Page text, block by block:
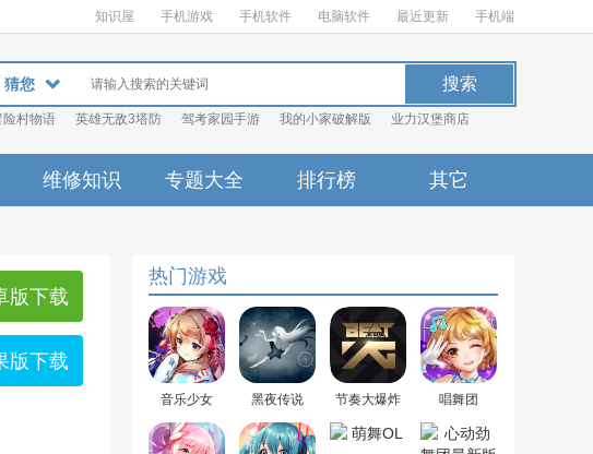
知识屋 手机游戏 手机软件 电脑软件 最近更新 手机端
猜您
险村物语 英雄无敌3塔防 驾考家园手游 我的小家破解版 业力汉堡商店
维修知识 专题大全 排行榜 其它
版下载
版下载
热门游戏
音乐少女 黑夜传说 节奏大爆炸 唱舞团